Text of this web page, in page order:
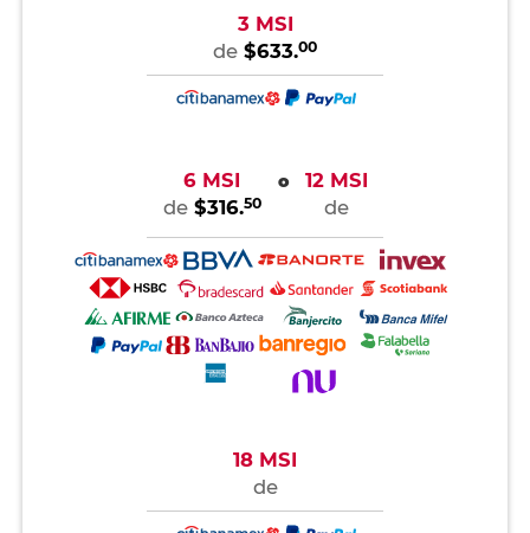
3 MSI
de $633.00
6 MSI
de $316.50
o
12 MSI
de
18 MSI
de